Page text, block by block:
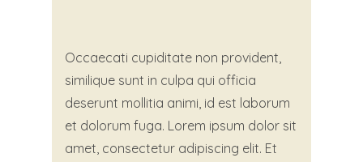
Occaecati cupiditate non provident,
similique sunt in culpa qui officia
deserunt mollitia animi, id est laborum
et dolorum fuga. Lorem ipsum dolor sit
amet, consectetur adipiscing elit. Et